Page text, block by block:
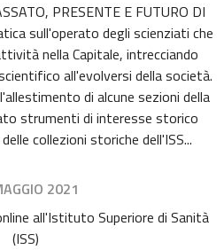
PRESENTE E FUTURO D​I
sull'operato degli scienziati che
nella Capitale, intrecciando
all'evolversi della società.
di alcune sezioni della
strumenti di interesse storico
collezioni storiche dell'ISS...
2021
all'Istituto Superiore di Sanità
(ISS)